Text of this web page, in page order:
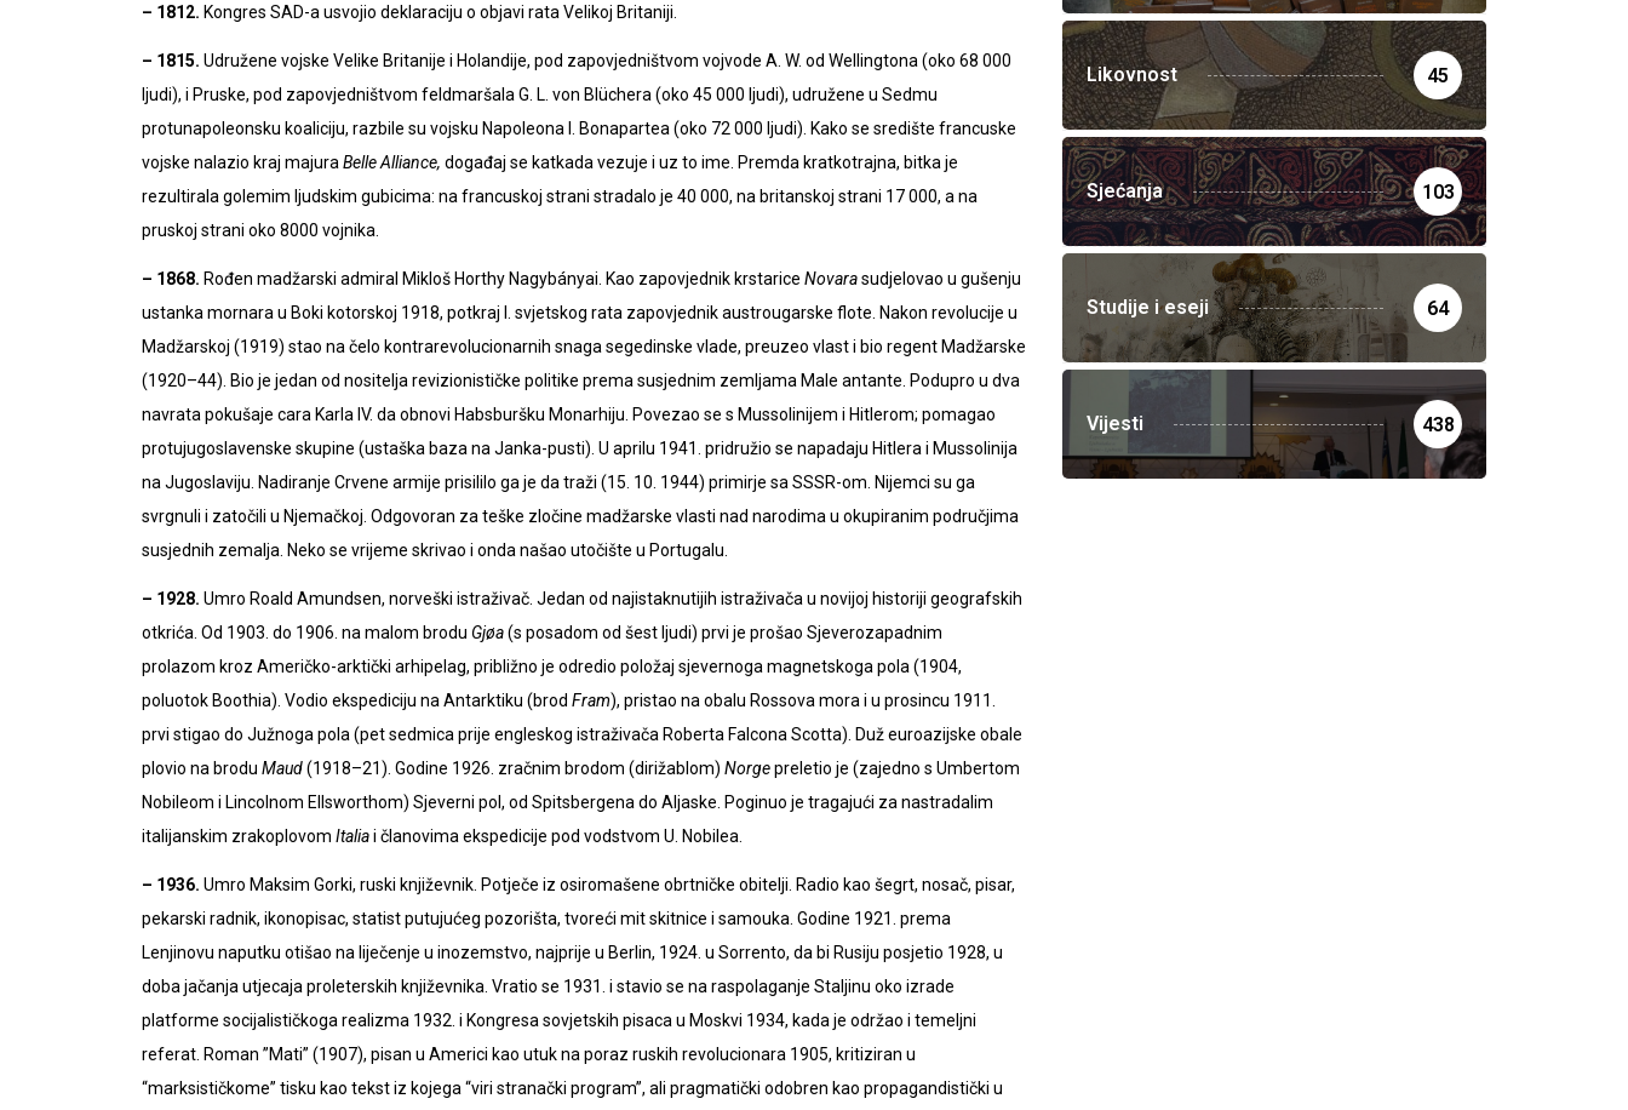
– 1812. Kongres SAD-a usvojio deklaraciju o objavi rata Velikoj Britaniji.
– 1815. Udružene vojske Velike Britanije i Holandije, pod zapovjedništvom vojvode A. W. od Wellingtona (oko 68 000
ljudi), i Pruske, pod zapovjedništvom feldmaršala G. L. von Blüchera (oko 45 000 ljudi), udružene u Sedmu
protunapoleonsku koaliciju, razbile su vojsku Napoleona I. Bonapartea (oko 72 000 ljudi). Kako se središte francuske
vojske nalazio kraj majura Belle Alliance, događaj se katkada vezuje i uz to ime. Premda kratkotrajna, bitka je
rezultirala golemim ljudskim gubicima: na francuskoj strani stradalo je 40 000, na britanskoj strani 17 000, a na
pruskoj strani oko 8000 vojnika.
– 1868. Rođen madžarski admiral Mikloš Horthy Nagybányai. Kao zapovjednik krstarice Novarasudjelovao u gušenju
ustanka mornara u Boki kotorskoj 1918, potkraj I. svjetskog rata zapovjednik austrougarske flote. Nakon revolucije u
Madžarskoj (1919) stao na čelo kontrarevolucionarnih snaga segedinske vlade, preuzeo vlast i bio regent Madžarske
(1920–44). Bio je jedan od nositelja revizionističke politike prema susjednim zemljama Male antante. Podupro u dva
navrata pokušaje cara Karla IV. da obnovi Habsburšku Monarhiju. Povezao se s Mussolinijem i Hitlerom; pomagao
protujugoslavenske skupine (ustaška baza na Janka-pusti). U aprilu 1941. pridružio se napadaju Hitlera i Mussolinija
na Jugoslaviju. Nadiranje Crvene armije prisililo ga je da traži (15. 10. 1944) primirje sa SSSR-om. Nijemci su ga
svrgnuli i zatočili u Njemačkoj. Odgovoran za teške zločine madžarske vlasti nad narodima u okupiranim područjima
susjednih zemalja. Neko se vrijeme skrivao i onda našao utočište u Portugalu.
– 1928. Umro Roald Amundsen, norveški istraživač. Jedan od najistaknutijih istraživača u novijoj historiji geografskih
otkrića. Od 1903. do 1906. na malom brodu Gjøa(s posadom od šest ljudi) prvi je prošao Sjeverozapadnim
prolazom kroz Američko-arktički arhipelag, približno je odredio položaj sjevernoga magnetskoga pola (1904,
poluotok Boothia). Vodio ekspediciju na Antarktiku (brod Fram), pristao na obalu Rossova mora i u prosincu 1911.
prvi stigao do Južnoga pola (pet sedmica prije engleskog istraživača Roberta Falcona Scotta). Duž euroazijske obale
plovio na brodu Maud(1918–21). Godine 1926. zračnim brodom (dirižablom) Norgepreletio je (zajedno s Umbertom
Nobileom i Lincolnom Ellsworthom) Sjeverni pol, od Spitsbergena do Aljaske. Poginuo je tragajući za nastradalim
italijanskim zrakoplovom Italiai članovima ekspedicije pod vodstvom U. Nobilea.
– 1936. Umro Maksim Gorki, ruski književnik. Potječe iz osiromašene obrtničke obitelji. Radio kao šegrt, nosač, pisar,
pekarski radnik, ikonopisac, statist putujućeg pozorišta, tvoreći mit skitnice i samouka. Godine 1921. prema
Lenjinovu naputku otišao na liječenje u inozemstvo, najprije u Berlin, 1924. u Sorrento, da bi Rusiju posjetio 1928, u
doba jačanja utjecaja proleterskih književnika. Vratio se 1931. i stavio se na raspolaganje Staljinu oko izrade
platforme socijalističkoga realizma 1932. i Kongresa sovjetskih pisaca u Moskvi 1934, kada je održao i temeljni
referat. Roman ”Mati” (1907), pisan u Americi kao utuk na poraz ruskih revolucionara 1905, kritiziran u
“marksističkome” tisku kao tekst iz kojega “viri stranački program”, ali pragmatički odobren kao propagandistički u
Likovnost 45
Sjećanja 103
Studije i eseji 64
Vijesti 438